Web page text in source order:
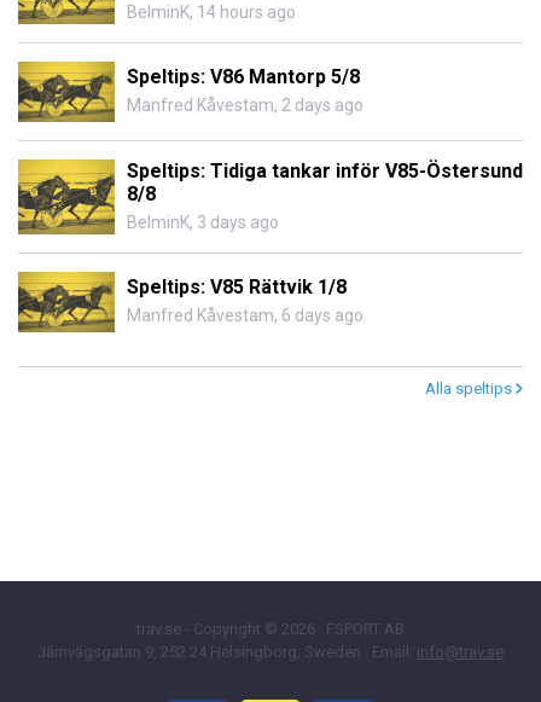
BelminK, 14 hours ago
Speltips: V86 Mantorp 5/8
Manfred Kåvestam, 2 days ago
Speltips: Tidiga tankar inför V85-Östersund
8/8
BelminK, 3 days ago
Speltips: V85 Rättvik 1/8
Manfred Kåvestam, 6 days ago
Alla speltips
trav.se - Copyright © 2026 · FSPORT AB
Järnvägsgatan 9, 252 24 Helsingborg, Sweden · Email: info@trav.se